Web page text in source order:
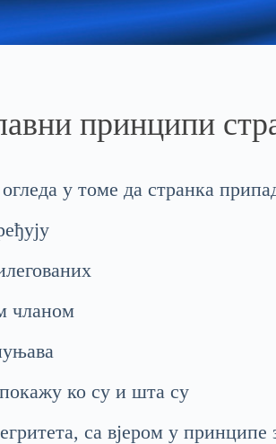
принципи
у томе да странка
чланом
ко су и шта су
са вјером у принципе